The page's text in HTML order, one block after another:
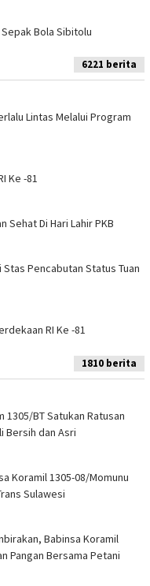
Bola Sibitolu
6221 berita
Lintas Melalui Program
Ke -81
Sehat Di Hari Lahir PKB
Pencabutan Status Tuan
RI Ke -81
1810 berita
1305/BT Satukan Ratusan
Bersih dan Asri
Koramil 1305-08/Momunu
Sulawesi
Babinsa Koramil
Pangan Bersama Petani